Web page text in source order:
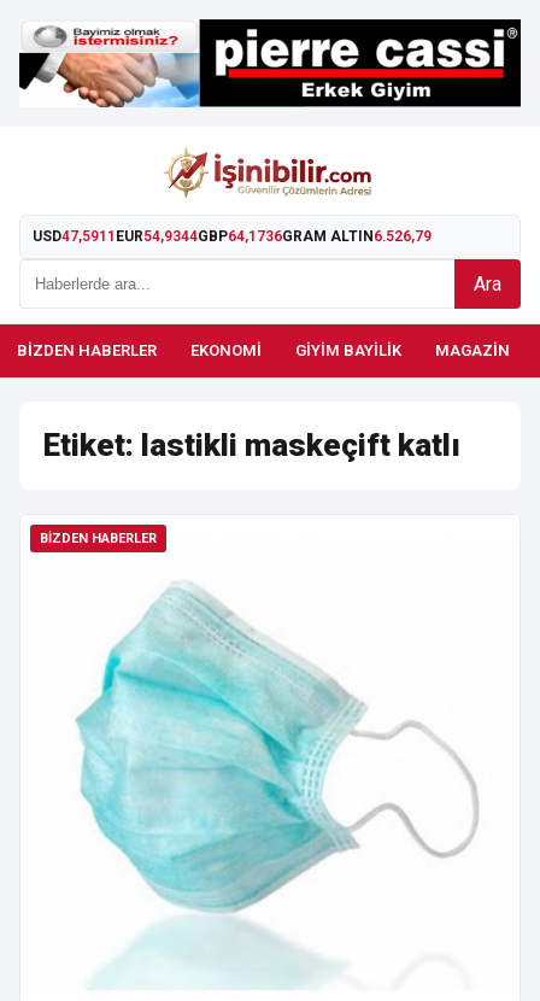
USD47,5911 EUR54,9344GBP64,1736GRAM ALTIN 6.526,79
Ara
BIZDEN HABERLER EKONOMI GIYIM BAYILIK MAGAZIN
Etiket: lastikli maskeçift katlı
BIZDEN HABERLER